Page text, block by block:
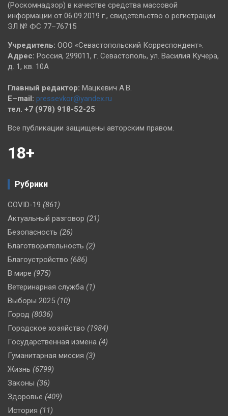
(Роскомнадзор) в качестве средства массовой
информации от 06.09.2019 г., свидетельство о регистрации
ЭЛ № ФС 77–76715
Учредитель: ООО «Севастопольский Корреспондент».
Адрес: Россия, 299011, г. Севастополь, ул. Василия Кучера,
д. 1, кв. 10А
Главный редактор: Мацкевич А.В.
E–mail: pressevkor@yandex.ru
тел. +7 (978) 918-52-25
Все публикации защищены авторским правом.
18+
Рубрики
COVID-19 (861)
Актуальный разговор (21)
Безопасность (26)
Благотворительность (2)
Благоустройство (686)
В мире (975)
Ветеринарная служба (1)
Выборы 2025 (10)
Город (8036)
Городское хозяйство (1984)
Государственная измена (4)
Гуманитарная миссия (3)
Жизнь (6799)
Законы (36)
Здоровье (409)
История (11)